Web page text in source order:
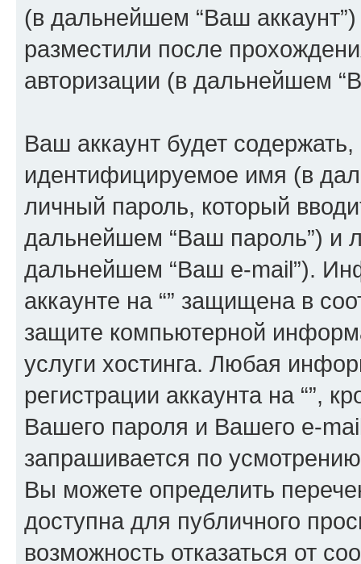
(в дальнейшем “Ваш
разместили после
авторизации (в дальнейшем
Ваш аккаунт будет
идентифицируемое имя (в
личный пароль, который
дальнейшем “Ваш пароль”) и
дальнейшем “Ваш e-mail”).
аккаунте на “” защищена в
защите компьютерной
услуги хостинга. Любая
регистрации аккаунта на “”,
Вашего пароля и Вашего e-
запрашивается по
Вы можете определить
доступна для публичного
возможность отказаться от